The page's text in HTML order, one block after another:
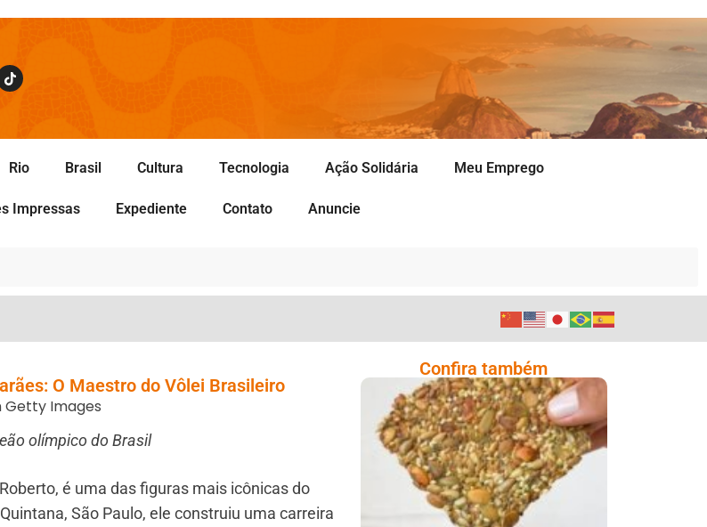
Rio Brasil Cultura Tecnologia Ação Solidária Meu Emprego
Impressas Expediente Contato Anuncie
O Maestro do Vôlei Brasileiro
olímpico do Brasil
é uma das figuras mais icônicas do
São Paulo, ele construiu uma carreira
Confira também
Comer Bem: Cracker
De Sementes